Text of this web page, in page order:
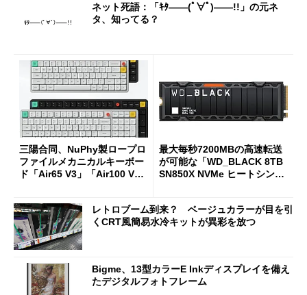
ネット死語：「ｷﾀ――(ﾟ∀ﾟ)――!!」の元ネ
タ、知ってる？
三陽合同、NuPhy製ロープロ
ファイルメカニカルキーボー
ド「Air65 V3」「Air100 V
最大毎秒7200MBの高速転送
が可能な「WD_BLACK 8TB
SN850X NVMe ヒートシンク
レトロブーム到来？ ベージュカラーが目を引
くCRT風簡易水冷キットが異彩を放つ
Bigme、13型カラーE Inkディスプレイを備え
たデジタルフォトフレーム